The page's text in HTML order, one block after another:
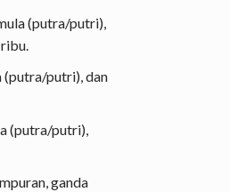
(putra/putri),
(putra/putri), dan
(putra/putri),
ganda